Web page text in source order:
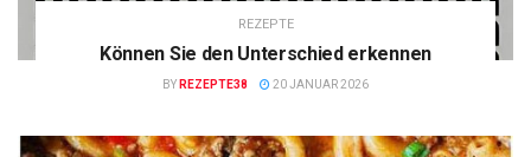
REZEPTE
Können Sie den Unterschied erkennen
BY REZEPTE38 20 JANUAR 2026